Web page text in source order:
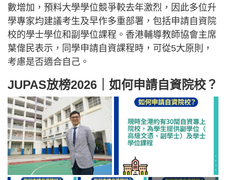
數增加，預料大學學位競爭較去年激烈，因此多位升
學專家均建議考生及早作多重部署，包括申請自資院
校的學士學位和副學位課程。香港輔導教師協會主席
葉偉民表示，同學申請自資課程時，可從5大原則，
考慮是否適合自己。
JUPAS放榜2026｜如何申請自資院校？